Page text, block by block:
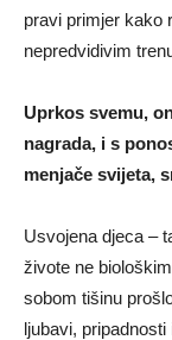
pravi primjer kako
nepredvidivim
Uprkos svemu,
nagrada, i s
menjače svijeta,
Usvojena djeca –
živote ne
sobom tišinu
ljubavi,